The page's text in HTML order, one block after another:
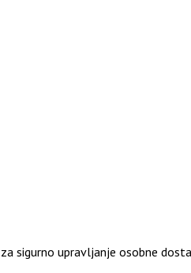
sigurno upravljanje osobne